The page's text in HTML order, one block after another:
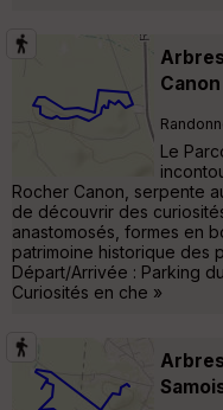
Canon
Le
Rocher Canon, serpente
de découvrir des
anastomosés, formes en
patrimoine historique des
Départ/Arrivée : Parking
Curiosités en che »